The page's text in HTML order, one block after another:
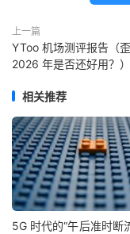
上一篇
YToo 机场测评报告（
2026 年是否还好用？）
相关推荐
5G 时代的“午后准时断